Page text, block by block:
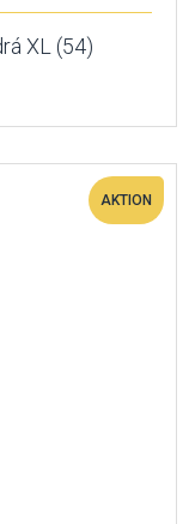
XL (54)
AKTION